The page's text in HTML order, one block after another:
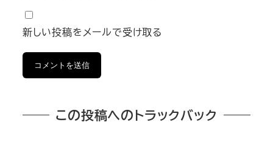
新しい投稿をメールで受け取る
この投稿へのトラックバック